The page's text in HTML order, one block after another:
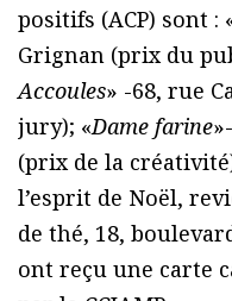
positifs (ACP) sont :
Grignan (prix du
Accoules» -68, rue
jury); «Dame farine
(prix de la
l’esprit de Noël,
de thé, 18,
ont reçu une carte